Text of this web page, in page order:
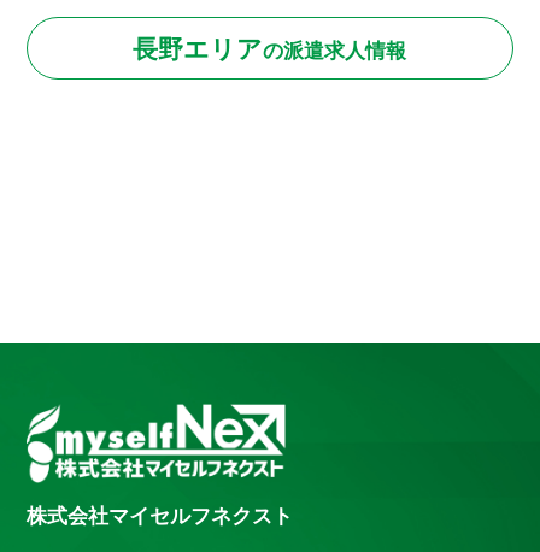
長野エリアの派遣求人情報
株式会社マイセルフネクスト